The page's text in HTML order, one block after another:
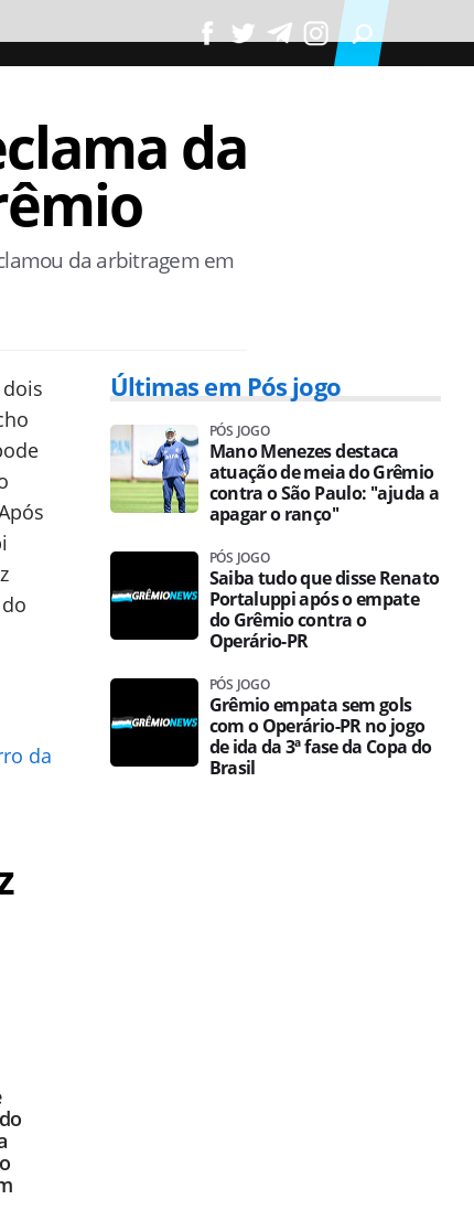
da
da arbitragem em
da
Últimas em Pós jogo
PÓS JOGO
Mano Menezes destaca
atuação de meia do Grêmio
contra o São Paulo: ''ajuda a
apagar o ranço''
PÓS JOGO
Saiba tudo que disse Renato
Portaluppi após o empate
do Grêmio contra o
Operário-PR
PÓS JOGO
Grêmio empata sem gols
com o Operário-PR no jogo
de ida da 3ª fase da Copa do
Brasil